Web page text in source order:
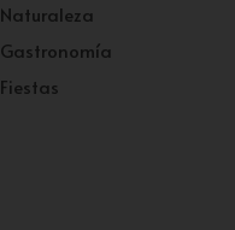
Naturaleza
Gastronomía
Fiestas